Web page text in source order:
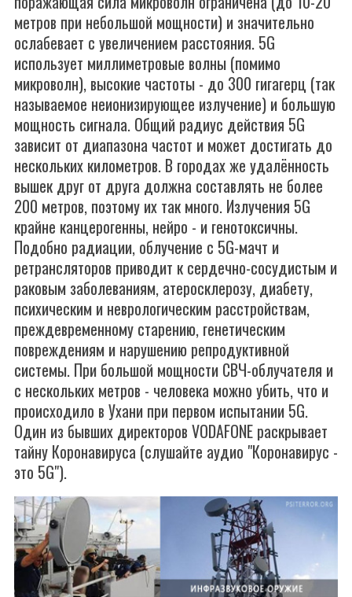
метров при небольшой мощности) и значительно
ослабевает с увеличением расстояния. 5G
использует миллиметровые волны (помимо
микроволн), высокие частоты - до 300 гигагерц (так
называемое неионизирующее излучение) и большую
мощность сигнала. Общий радиус действия 5G
зависит от диапазона частот и может достигать до
нескольких километров. В городах же удалённость
вышек друг от друга должна составлять не более
200 метров, поэтому их так много. Излучения 5G
крайне канцерогенны, нейро - и генотоксичны.
Подобно радиации, облучение с 5G-мачт и
ретрансляторов приводит к сердечно-сосудистым и
раковым заболеваниям, атеросклерозу, диабету,
психическим и неврологическим расстройствам,
преждевременному старению, генетическим
повреждениям и нарушению репродуктивной
системы. При большой мощности СВЧ-облучателя и
с нескольких метров - человека можно убить, что и
происходило в Ухани при первом испытании 5G.
Один из бывших директоров VODAFONE раскрывает
тайну Коронавируса (слушайте аудио "Коронавирус -
это 5G").